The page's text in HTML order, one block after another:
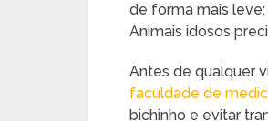
de forma mais
Animais idosos
Antes de qualquer
faculdade de
bichinho e evitar